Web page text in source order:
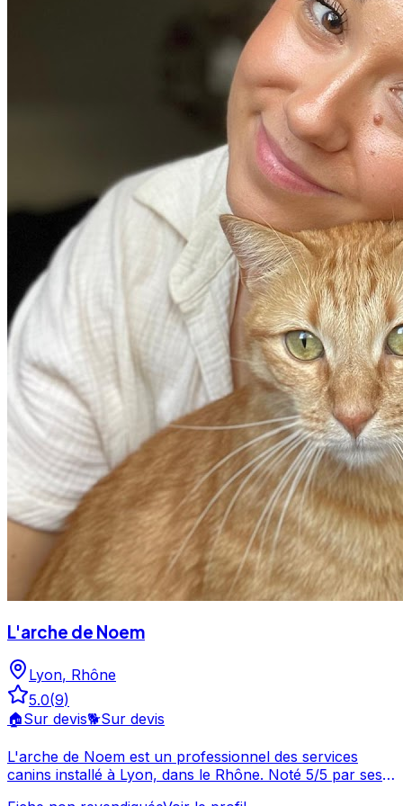
L'arche de Noem
Lyon, Rhône
5.0(9)
🏠Sur devis🐕Sur devis
L'arche de Noem est un professionnel des services
canins installé à Lyon, dans le Rhône. Noté 5/5 par ses